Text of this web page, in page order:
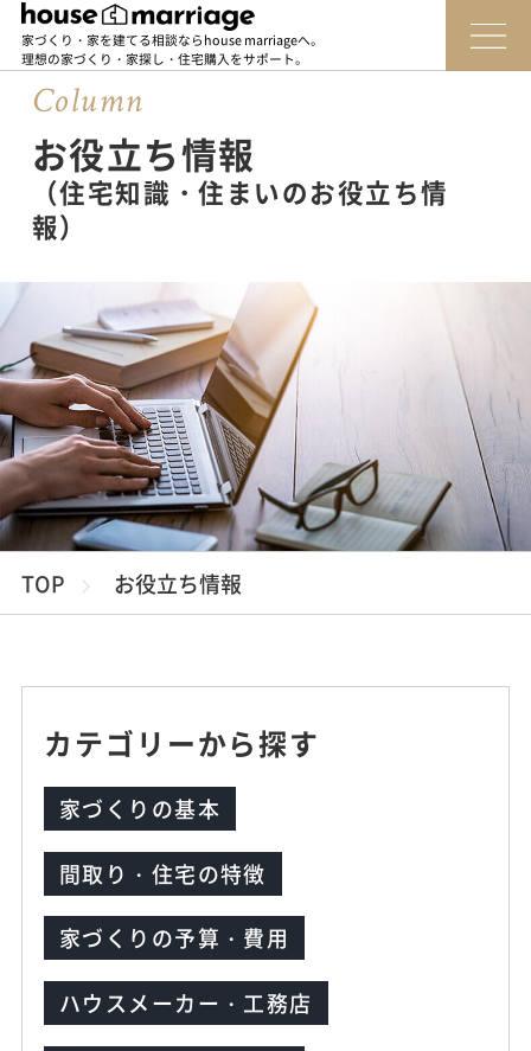
家づくり・家を建てる相談ならhouse marriageへ。
理想の家づくり・家探し・住宅購入をサポート。
Column
お役立ち情報
（住宅知識・住まいのお役立ち情
報）
TOP お役立ち情報
カテゴリーから探す
家づくりの基本
間取り・住宅の特徴
家づくりの予算・費用
ハウスメーカー・工務店